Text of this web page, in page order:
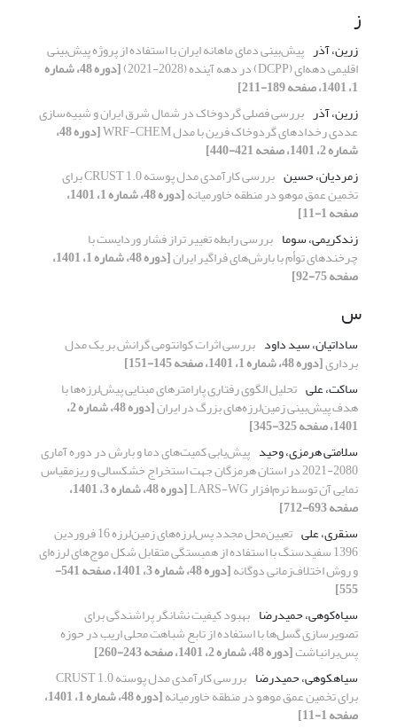
ز
زرین، آذر پیش‌بینی دمای ماهانه ایران با استفاده از پروژه پیش‌بینی
اقلیمی دهه‌ای (DCPP) در دهه‌ آینده (2028-2021) [دوره 48، شماره
1، 1401، صفحه 189-211]
زرین، آذر بررسی فصلی گردوخاک‌ در شمال شرق ایران و شبیه‌‌سازی
عددی رخدادهای گردوخاک‌ فرین با مدل WRF-CHEM [دوره 48،
شماره 2، 1401، صفحه 421-440]
زمردیان، حسین
بررسی کارآمدی مدل پوسته CRUST 1.0 برای
تخمین عمق موهو در منطقه خاورمیانه [دوره 48، شماره 1، 1401،
صفحه 1-11]
زندکریمی، سوما بررسی رابطه تغییر تراز فشار وردایست با
چرخند‌های توأم با بارش‌های فراگیر ایران [دوره 48، شماره 1، 1401،
صفحه 75-92]
س
ساداتیان، سید داود بررسی اثرات کوانتومی گرانش بر یک مدل
برداری[دوره 48، شماره 1، 1401، صفحه 145-151]
ساکت، علی تحلیل الگوی رفتاری پارامترهای مبنایی پیش‌لرزه‌ها با
هدف پیش‌بینی زمین‌لرزه‌های بزرگ در ایران [دوره 48، شماره 2،
1401، صفحه 325-345]
سلامتی هرمزی، وحید پیش‌یابی کمیت‌های دما و بارش در دوره آماری
2080-2021 در استان هرمزگان جهت استخراج خشکسالی و ریزمقیاس
نمایی آن توسط نرم‌افزار LARS-WG [دوره 48، شماره 3، 1401،
صفحه 693-712]
سنقری، علی
تعیین‌محل مجدد پس‌لرزه‌های زمین‌لرزه 16 فروردین
1396 سفیدسنگ با استفاده از همبستگی متقابل شکل موج‌های لرزه‌ای
و روش اختلاف‌زمانی دوگانه [دوره 48، شماره 3، 1401، صفحه 541-
555]
سیاه‌کوهی، حمیدرضا بهبود کیفیت نشانگر پراشندگی برای
تصویرسازی گسل‌ها با استفاده از تابع شباهت محلی اریب در حوزه
پس‌برانباشت[دوره 48، شماره 2، 1401، صفحه 243-260]
سیاهکوهی، حمیدرضا
بررسی کارآمدی مدل پوسته CRUST 1.0
برای تخمین عمق موهو در منطقه خاورمیانه [دوره 48، شماره 1، 1401،
صفحه 1-11]